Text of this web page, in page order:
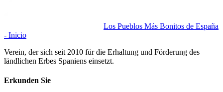
Los Pueblos Más Bonitos de España
- Inicio
Verein, der sich seit 2010 für die Erhaltung und Förderung des
ländlichen Erbes Spaniens einsetzt.
Erkunden Sie